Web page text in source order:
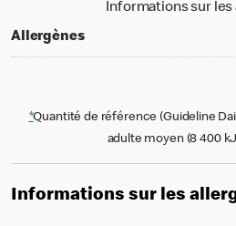
Informations sur les
Allergènes
*Quantité de référence (Guideline
adulte moyen (8 400
Informations sur les